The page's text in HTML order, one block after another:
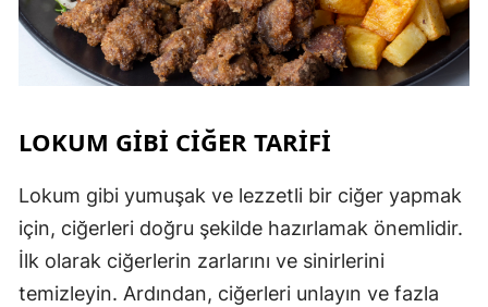
LOKUM GIBI CIĞER TARIFI
Lokum gibi yumuşak ve lezzetli bir ciğer yapmak
için, ciğerleri doğru şekilde hazırlamak önemlidir.
İlk olarak ciğerlerin zarlarını ve sinirlerini
temizleyin. Ardından, ciğerleri unlayın ve fazla